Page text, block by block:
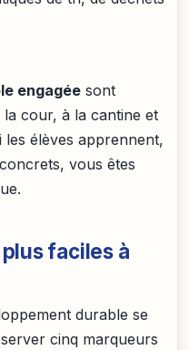
engagée sont
cour, à la cantine et
les élèves apprennent,
vous êtes
faciles à
durable se
cinq marqueurs